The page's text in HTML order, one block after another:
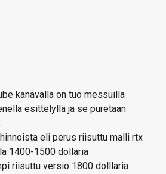
kanavalla on tuo messuilla
esittelyllä ja se puretaan
eli perus riisuttu malli rtx
1400-1500 dollaria
riisuttu versio 1800 dolllaria